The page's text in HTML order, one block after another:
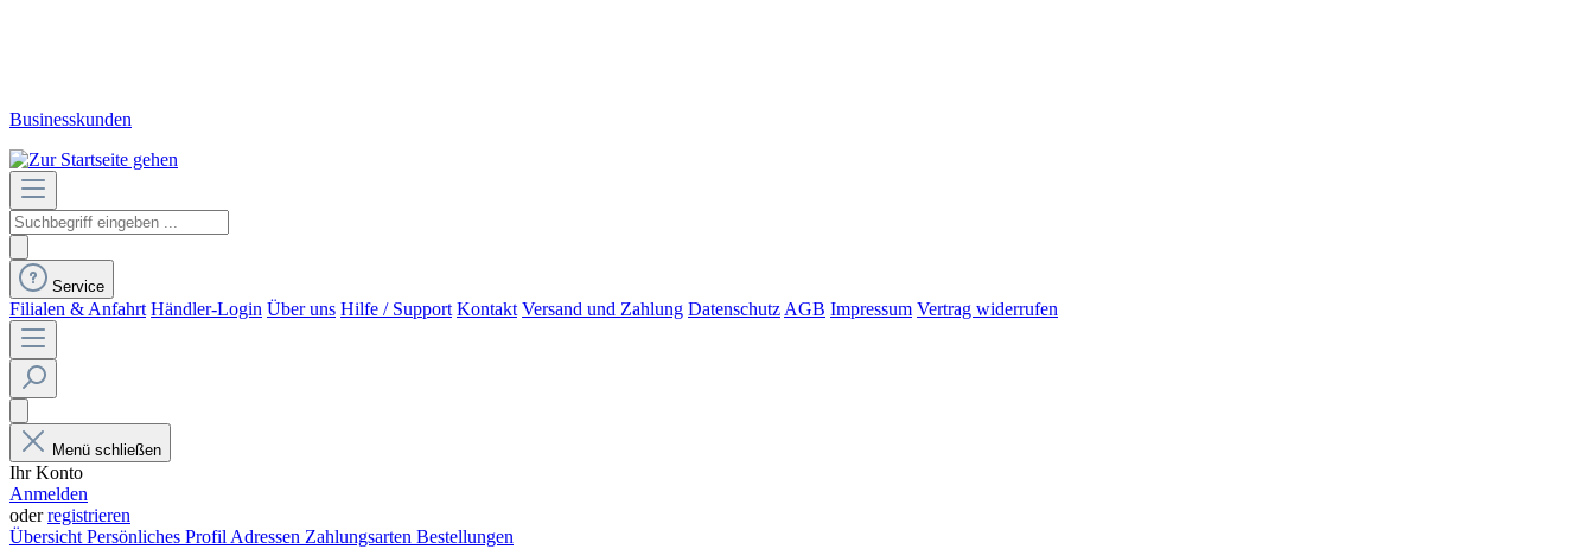
Businesskunden
Service
Filialen & Anfahrt Händler-Login Über uns Hilfe / Support Kontakt Versand und Zahlung DatenschutzAGB Impressum Vertrag widerrufen
Menü schließen
Ihr Konto
Anmelden
oderregistrieren
ÜbersichtPersönliches ProfilAdressen Zahlungsarten Bestellungen